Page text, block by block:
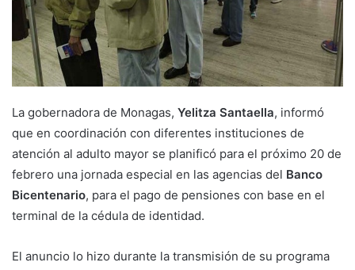
La gobernadora de Monagas, Yelitza Santaella, informó
que en coordinación con diferentes instituciones de
atención al adulto mayor se planificó para el próximo 20 de
febrero una jornada especial en las agencias del Banco
Bicentenario, para el pago de pensiones con base en el
terminal de la cédula de identidad.
El anuncio lo hizo durante la transmisión de su programa